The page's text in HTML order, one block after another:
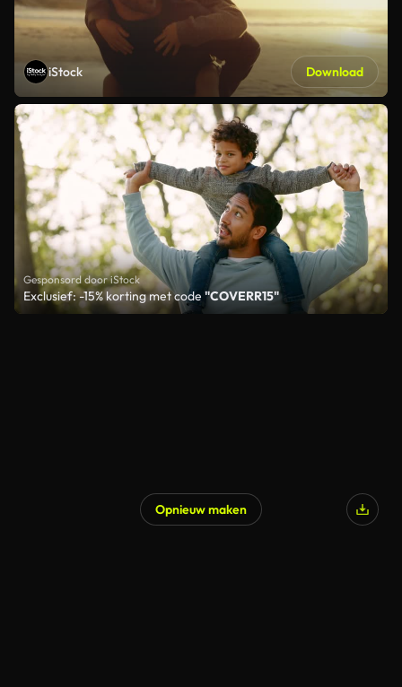
iStock Download
Gesponsord door iStock
Exclusief: -15% korting met code "COVERR15"
Opnieuw maken